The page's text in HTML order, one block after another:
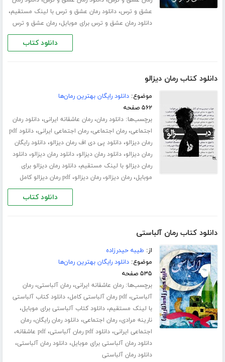
عشق و ترس،دانلود رمان عشق و ترس با لینک مستقیم،
دانلود رمان عشق و ترس برای موبایل،رمان عشق و ترس
دانلود کتاب
دانلود کتاب رمان دیزالو
موضوع:دانلود رایگان بهترین رمان‌ها
۵۶۲ صفحه
برچسب‌ها:دانلود رمان،رمان عاشقانه ایرانی،دانلود رمان
اجتماعی،رمان اجتماعی،رمان اجتماعی ایرانی،
دانلود pdf
رمان دیزالو،دانلود پی دی اف رمان دیزالو،دانلود رایگان
رمان دیزالو،دانلود رمان دیزالو،دانلود رمان دیزالو،دانلود
رمان دیزالو با لینک مستقیم،دانلود رمان دیزالو برای
موبایل،رمان دیزالو،رمان دیزالو،pdf رمان دیزالو کامل
دانلود کتاب
دانلود کتاب رمان آلباستی
از: طیبه حیدرزاده
موضوع:دانلود رایگان بهترین رمان‌ها
۵۳۵ صفحه
برچسب‌ها:رمان عاشقانه ایرانی،رمان آلباستی،رمان
آلباستی،pdf رمان آلباستی کامل ،دانلود کتاب آلباستی
با لینک مستقیم،دانلود کتاب آلباستی برای موبایل،
نارینه مرادی،رمان اجتماعی،دانلود رمان رایگان،رمان
اجتماعی ایرانی،دانلود pdf رمان آلباستی ،pdf عاشقانه ،
دانلود رمان آلباستی برای موبایل،دانلود رمان آلباستی،
دانلود رمان آلباستی